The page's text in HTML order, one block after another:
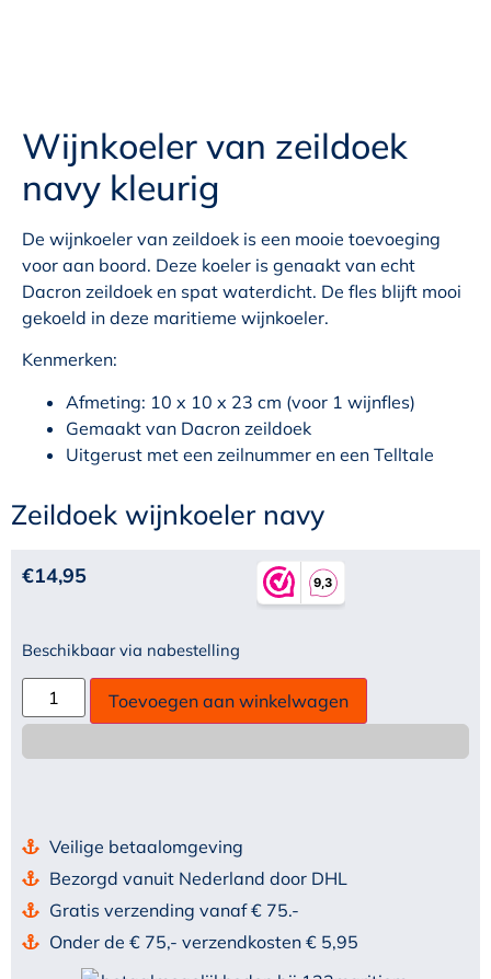
Wijnkoeler van zeildoek
navy kleurig
De wijnkoeler van zeildoek is een mooie toevoeging
voor aan boord. Deze koeler is genaakt van echt
Dacron zeildoek en spat waterdicht. De fles blijft mooi
gekoeld in deze maritieme wijnkoeler.
Kenmerken:
Afmeting: 10 x 10 x 23 cm (voor 1 wijnfles)
Gemaakt van Dacron zeildoek
Uitgerust met een zeilnummer en een Telltale
Zeildoek wijnkoeler navy
€14,95
Beschikbaar via nabestelling
Toevoegen aan winkelwagen
Veilige betaalomgeving
Bezorgd vanuit Nederland door DHL
Gratis verzending vanaf € 75.-
Onder de € 75,- verzendkosten € 5,95